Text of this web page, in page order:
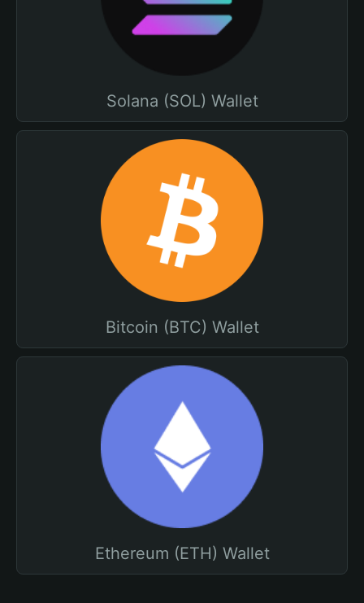
Solana (SOL) Wallet
Bitcoin (BTC) Wallet
Ethereum (ETH) Wallet